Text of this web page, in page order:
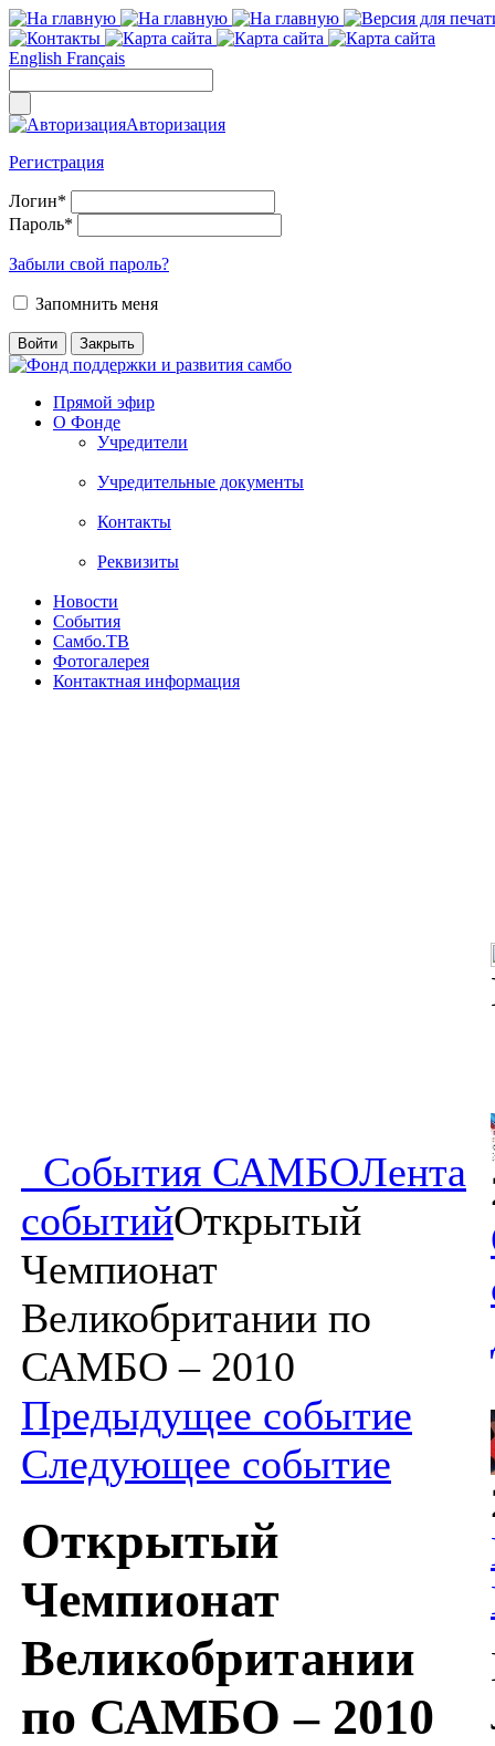
English Français
Авторизация
Регистрация
Логин*
Пароль*
Забыли свой пароль?
Запомнить меня
Прямой эфир
О Фонде
Учредители
Учредительные документы
Контакты
Реквизиты
Новости
События
Самбо.ТВ
Фотогалерея
Контактная информация
События САМБОЛента
событийОткрытый
Чемпионат
Великобритании по
САМБО – 2010
Предыдущее событие
Следующее событие
Открытый
Чемпионат
Великобритании
по САМБО – 2010